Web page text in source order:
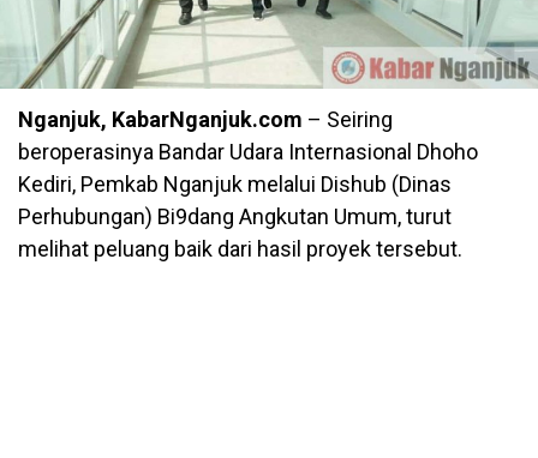
Nganjuk, KabarNganjuk.com – Seiring
beroperasinya Bandar Udara Internasional Dhoho
Kediri, Pemkab Nganjuk melalui Dishub (Dinas
Perhubungan) Bi9dang Angkutan Umum, turut
melihat peluang baik dari hasil proyek tersebut.